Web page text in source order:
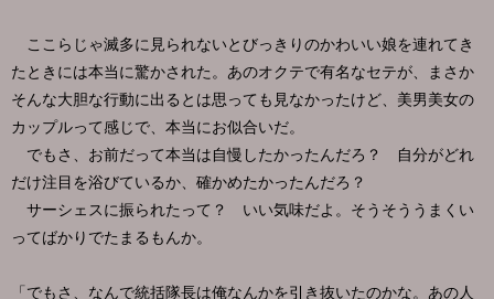
ここらじゃ滅多に見られないとびっきりのかわいい娘を連れてき
たときには本当に驚かされた。あのオクテで有名なセテが、まさか
そんな大胆な行動に出るとは思っても見なかったけど、美男美女の
カップルって感じで、本当にお似合いだ。
でもさ、お前だって本当は自慢したかったんだろ？ 自分がどれ
だけ注目を浴びているか、確かめたかったんだろ？
サーシェスに振られたって？ いい気味だよ。そうそううまくい
ってばかりでたまるもんか。
「でもさ、なんで統括隊長は俺なんかを引き抜いたのかな。あの人